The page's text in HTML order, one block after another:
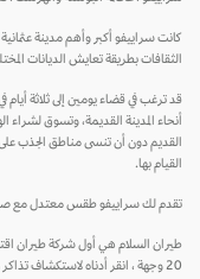
كانت سراييفو أكبر وأهم مدينة عثمانية
الثقافات بطريقة تعايش الديانات المختلفة.
قد ترغب في قضاء يومين إلى ثلاثة أيام
أنحاء المدينة القديمة، وتسوق لشراء
القديم دون أن تنسى مناطق الجذب على
القيام بها.
تقدم لك سراييفو طقس معتدل مع صيف
طيران السلام هي أول شركة طيران